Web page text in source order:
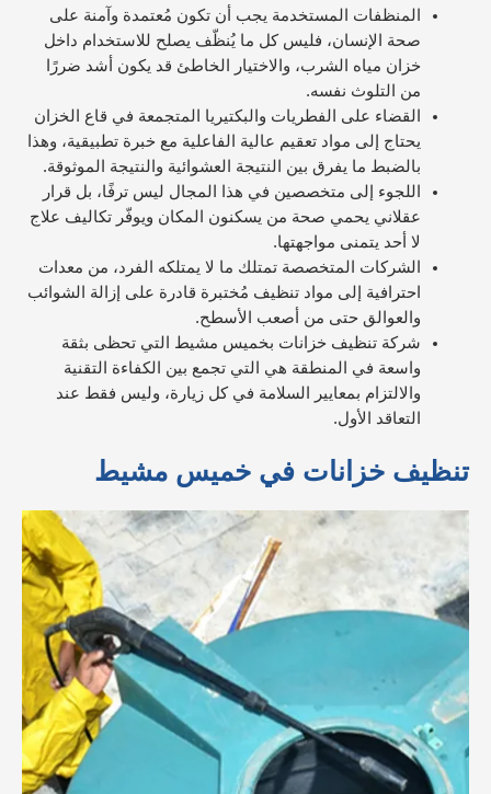
المنظفات المستخدمة يجب أن تكون مُعتمدة وآمنة على
صحة الإنسان، فليس كل ما يُنظّف يصلح للاستخدام داخل
خزان مياه الشرب، والاختيار الخاطئ قد يكون أشد ضررًا
من التلوث نفسه.
القضاء على الفطريات والبكتيريا المتجمعة في قاع الخزان
يحتاج إلى مواد تعقيم عالية الفاعلية مع خبرة تطبيقية، وهذا
بالضبط ما يفرق بين النتيجة العشوائية والنتيجة الموثوقة.
اللجوء إلى متخصصين في هذا المجال ليس ترفًا، بل قرار
عقلاني يحمي صحة من يسكنون المكان ويوفّر تكاليف علاج
لا أحد يتمنى مواجهتها.
الشركات المتخصصة تمتلك ما لا يمتلكه الفرد، من معدات
احترافية إلى مواد تنظيف مُختبرة قادرة على إزالة الشوائب
والعوالق حتى من أصعب الأسطح.
شركة تنظيف خزانات بخميس مشيط التي تحظى بثقة
واسعة في المنطقة هي التي تجمع بين الكفاءة التقنية
والالتزام بمعايير السلامة في كل زيارة، وليس فقط عند
التعاقد الأول.
تنظيف خزانات في خميس مشيط